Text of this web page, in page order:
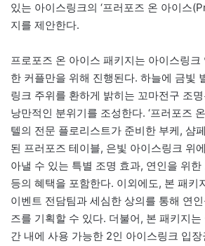
있는 아이스링크의 ‘프러포즈 온 아이스
지를 제안한다.
프로포즈 온 아이스 패키지는 아이스링크
한 커플만을 위해 진행된다. 하늘에 금빛
링크 주위를 환하게 밝히는 꼬마전구 조
낭만적인 분위기를 조성한다. ‘프러포즈
텔의 전문 플로리스트가 준비한 부케, 샴
된 프러포즈 테이블, 은빛 아이스링크 위
아낼 수 있는 특별 조명 효과, 연인을 위
등의 혜택을 포함한다. 이외에도, 본 패키
이벤트 전담팀과 세심한 상의를 통해 연
즈를 기획할 수 있다. 더불어, 본 패키지
간 내에 사용 가능한 2인 아이스링크 입